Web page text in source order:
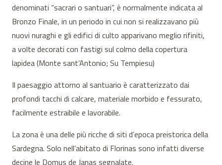
denominati “sacrari o santuari”, è normalmente indicata al
Bronzo Finale, in un periodo in cui non si realizzavano più
nuovi nuraghi e gli edifici di culto apparivano meglio rifiniti,
a volte decorati con fastigi sul colmo della copertura
lapidea (Monte sant’Antonio; Su Tempiesu)
Il paesaggio attorno al santuario è caratterizzato dai
profondi tacchi di calcare, materiale morbido e fessurato,
facilmente estraibile e lavorabile.
La zona è una delle più ricche di siti d’epoca preistorica della
Sardegna. Solo nell’abitato di Florinas sono infatti diverse
decine le Domus de Janas segnalate.